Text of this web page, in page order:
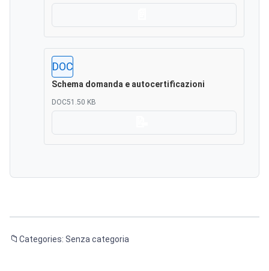
DOC
Schema domanda e autocertificazioni
DOC51.50 KB
Categories: Senza categoria